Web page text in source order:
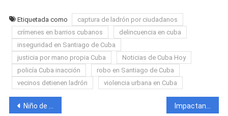
Etiquetada como
captura de ladrón por ciudadanos
crímenes en barrios cubanos
delincuencia en cuba
inseguridad en Santiago de Cuba
justicia por mano propia Cuba
Noticias de Cuba Hoy
policía Cuba inacción
robo en Santiago de Cuba
vecinos detienen ladrón
violencia urbana en Cuba
Navegación
Niño de 8 años en estado crítico tras tren pasarle por encima de una pierna en Santiago de Cuba Impactante accidente en Ciego de Ávila deja varios fallecidos y un auto completamente destruido